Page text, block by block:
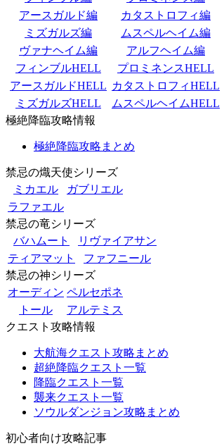
アースガルド編
カタストロフィ編
ミズガルズ編
ムスペルヘイム編
ヴァナヘイム編
アルフヘイム編
フィンブルHELL
プロミネンスHELL
アースガルドHELL カタストロフィHELL
ミズガルズHELL
ムスペルヘイムHELL
極絶降臨攻略情報
極絶降臨攻略まとめ
禁忌の熾天使シリーズ
ミカエル
ガブリエル
ラファエル
禁忌の竜シリーズ
バハムート
リヴァイアサン
ティアマット
ファフニール
禁忌の神シリーズ
オーディン ペルセポネ
トール
アルテミス
クエスト攻略情報
大航海クエスト攻略まとめ
超絶降臨クエスト一覧
降臨クエスト一覧
襲来クエスト一覧
ソウルダンジョン攻略まとめ
初心者向け攻略記事